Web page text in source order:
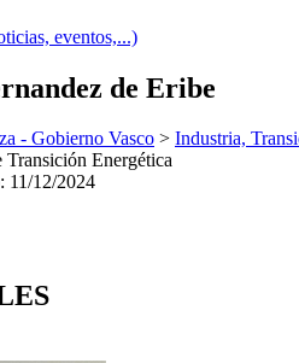
eventos,...)
de Eribe
- Gobierno Vasco > Industria,
Transición Energética
: 11/12/2024